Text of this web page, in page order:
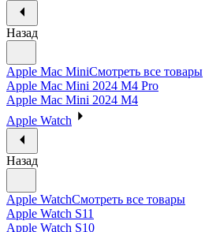
Назад
Apple Mac MiniСмотреть все товары
Apple Mac Mini 2024 M4 Pro
Apple Mac Mini 2024 M4
Apple Watch
Назад
Apple WatchСмотреть все товары
Apple Watch S11
Apple Watch S10